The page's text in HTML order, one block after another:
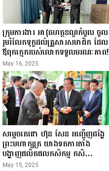
ក្រុមការងារ អាវុធហត្ថខណ្ឌកំបូល ចូល
រួមរំលែកទុក្ខដល់គ្រួសារសមាជិក ដែល
ឪពុកក្មេករបស់លោកទទួលមរណៈភាព!
May 16, 2025
សម្តេចតេជោ ហ៊ុន សែន អញ្ជើញដង្ហែ
ព្រះមហាក្សត្រ យាងទតការតាំង
បង្ហាញផលិតផលកសិកម្ម កសិ
ឧស្សាហកម្ម និងសិប្បកម្ម ក្នុងព្រះរាជ
May 15, 2025